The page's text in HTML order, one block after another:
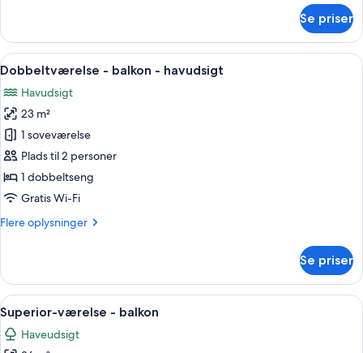
-
balkon
Se priser
Indlæs
alle
billeder
af
Dobbeltværelse
-
balkon
-
Et hotelværelse med en seng, et
8
Dobbeltværelse - balkon - havudsigt
Havudsigt
23 m²
1 soveværelse
Plads til 2 personer
1 dobbeltseng
Gratis Wi-Fi
Flere oplysninger
Flere
-
balkon
-
havudsigt
Se priser
Indlæs
alle
billeder
Et soveværelse med seng,
6
Superior-værelse - balkon
Haveudsigt